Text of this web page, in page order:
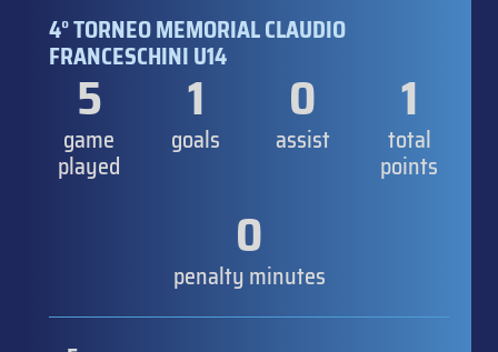
4° TORNEO MEMORIAL CLAUDIO
FRANCESCHINI U14
5
game
played
1
goals
0
assist
1
total
points
0
penalty minutes